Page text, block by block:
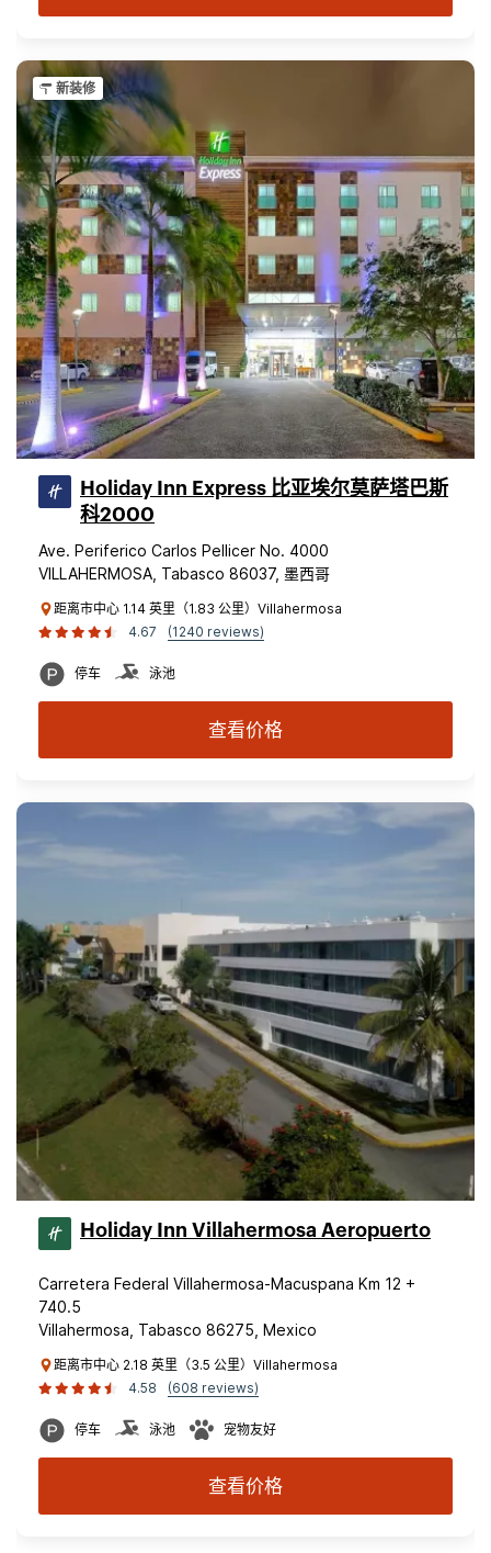
新装修
Holiday Inn Express 比亚埃尔莫萨塔巴斯
科2000
Ave. Periferico Carlos Pellicer No. 4000
VILLAHERMOSA, Tabasco 86037, 墨西哥
距离市中心 1.14 英里（1.83 公里）Villahermosa
4.67
(1240 reviews)
停车 泳池
查看价格
Holiday Inn Villahermosa Aeropuerto
Carretera Federal Villahermosa-Macuspana Km 12 +
740.5
Villahermosa, Tabasco 86275, Mexico
距离市中心 2.18 英里（3.5 公里）Villahermosa
4.58
(608 reviews)
停车 泳池 宠物友好
查看价格